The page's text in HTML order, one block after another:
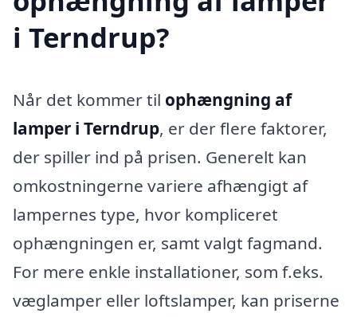
i Terndrup?
Når det kommer til ophængning af
lamper i Terndrup, er der flere faktorer,
der spiller ind på prisen. Generelt kan
omkostningerne variere afhængigt af
lampernes type, hvor kompliceret
ophængningen er, samt valgt fagmand.
For mere enkle installationer, som f.eks.
væglamper eller loftslamper, kan priserne